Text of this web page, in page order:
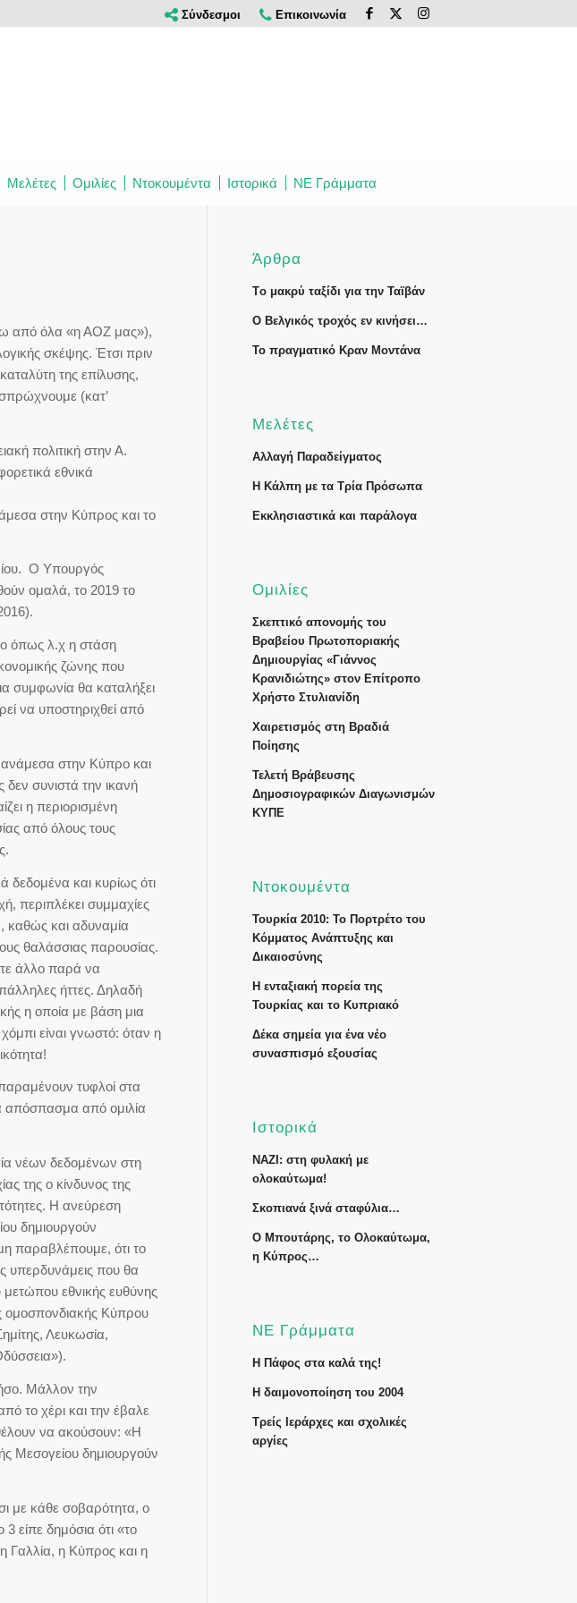
Σύνδεσμοι Επικοινωνία
Μελέτες Ομιλίες Ντοκουμέντα Ιστορικά ΝΕ Γράμματα
από όλα «η ΑΟΖ μας»),
σκέψης. Έτσι πριν
της επίλυσης,
(κατ’
πολιτική στην Α.
εθνικά
στην Κύπρος και το
Ο Υπουργός
ομαλά, το 2019 το
όπως λ.χ η στάση
ζώνης που
συμφωνία θα καταλήξει
να υποστηριχθεί από
ανάμεσα στην Κύπρο και
συνιστά την ικανή
η περιορισμένη
από όλους τους
δεδομένα και κυρίως ότι
περιπλέκει συμμαχίες
καθώς και αδυναμία
θαλάσσιας παρουσίας.
άλλο παρά να
ήττες. Δηλαδή
η οποία με βάση μια
είναι γνωστό: όταν η
τυφλοί στα
απόσπασμα από ομιλία
νέων δεδομένων στη
της ο κίνδυνος της
Η ανεύρεση
δημιουργούν
παραβλέπουμε, ότι το
υπερδυνάμεις που θα
μετώπου εθνικής ευθύνης
ομοσπονδιακής Κύπρου
Λευκωσία,
Μάλλον την
το χέρι και την έβαλε
να ακούσουν: «Η
Μεσογείου δημιουργούν
με κάθε σοβαρότητα, ο
είπε δημόσια ότι «το
Γαλλία, η Κύπρος και η
Άρθρα
Tο μακρύ ταξίδι για την Ταϊβάν
Ο Βελγικός τροχός εν κινήσει…
Το πραγματικό Κραν Μοντάνα
Μελέτες
Αλλαγή Παραδείγματος
Η Κάλπη με τα Τρία Πρόσωπα
Εκκλησιαστικά και παράλογα
Ομιλίες
Σκεπτικό απονομής του
Βραβείου Πρωτοποριακής
Δημιουργίας «Γιάννος
Κρανιδιώτης» στον Επίτροπο
Χρήστο Στυλιανίδη
Χαιρετισμός στη Βραδιά
Ποίησης
Τελετή Βράβευσης
Δημοσιογραφικών Διαγωνισμών
ΚΥΠΕ
Ντοκουμέντα
Τουρκία 2010: Το Πορτρέτο του
Κόμματος Ανάπτυξης και
Δικαιοσύνης
Η ενταξιακή πορεία της
Τουρκίας και το Κυπριακό
Δέκα σημεία για ένα νέο
συνασπισμό εξουσίας
Ιστορικά
ΝΑΖΙ: στη φυλακή με
ολοκαύτωμα!
Σκοπιανά ξινά σταφύλια…
Ο Μπουτάρης, το Ολοκαύτωμα,
η Κύπρος…
ΝΕ Γράμματα
Η Πάφος στα καλά της!
Η δαιμονοποίηση του 2004
Τρείς Ιεράρχες και σχολικές
αργίες